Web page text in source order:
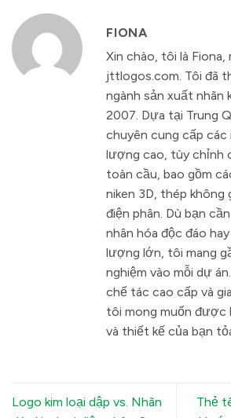
FIONA
Xin chào, tôi là Fiona,
jttlogos.com. Tôi đã
ngành sản xuất nhãn
2007. Dựa tại Trung
chuyên cung cấp các
lượng cao, tùy chỉnh
toàn cầu, bao gồm
niken 3D, thép không
điện phân. Dù bạn
nhân hóa độc đáo
lượng lớn, tôi mang
nghiệm vào mỗi dự
chế tác cao cấp và
tôi mong muốn
và thiết kế của bạn
Logo kim loại dập vs. Nhãn
Thẻ